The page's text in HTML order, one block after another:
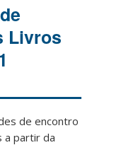
Livros
de encontro
a partir da